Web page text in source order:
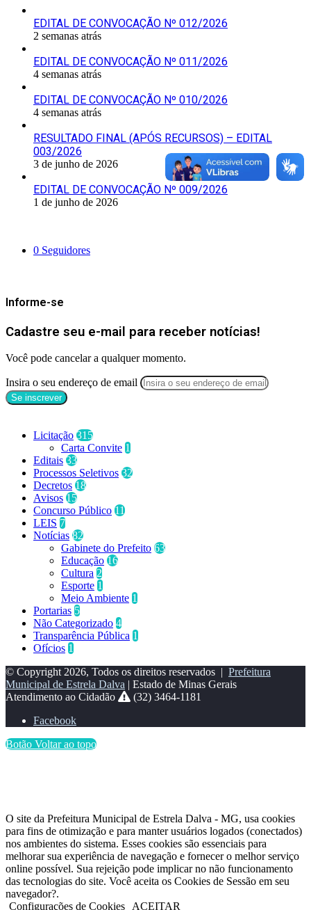
EDITAL DE CONVOCAÇÃO Nº 012/2026
2 semanas atrás
EDITAL DE CONVOCAÇÃO Nº 011/2026
4 semanas atrás
EDITAL DE CONVOCAÇÃO Nº 010/2026
4 semanas atrás
RESULTADO FINAL (APÓS RECURSOS) – EDITAL
003/2026
3 de junho de 2026
EDITAL DE CONVOCAÇÃO Nº 009/2026
1 de junho de 2026
0 Seguidores
Informe-se
Cadastre seu e-mail para receber notícias!
Você pode cancelar a qualquer momento.
Insira o seu endereço de email
Licitação 315
Carta Convite 1
Editais 33
Processos Seletivos 32
Decretos 18
Avisos 15
Concurso Público 11
LEIS 7
Notícias 82
Gabinete do Prefeito 63
Educação 16
Cultura 2
Esporte 1
Meio Ambiente 1
Portarias 5
Não Categorizado 4
Transparência Pública 1
Ofícios 1
© Copyright 2026, Todos os direitos reservados | Prefeitura
Municipal de Estrela Dalva | Estado de Minas Gerais
Atendimento ao Cidadão
(32) 3464-1181
Facebook
Botão Voltar ao topo
O site da Prefeitura Municipal de Estrela Dalva - MG, usa cookies
para fins de otimização e para manter usuários logados (conectados)
nos ambientes do sistema. Esses cookies são essenciais para
melhorar sua experiência de navegação e fornecer o melhor serviço
online possível. Sua rejeição pode implicar no não funcionamento
das tecnologias do site. Você aceita os Cookies de Sessão em seu
navegador?.
Configurações de Cookies
ACEITAR